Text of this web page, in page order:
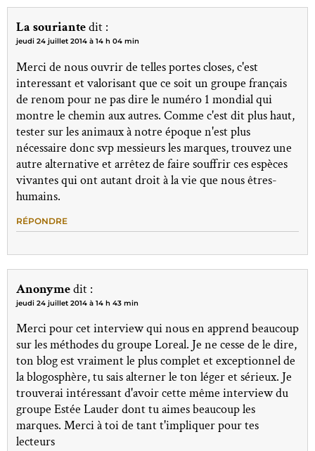
La souriantedit :
jeudi 24 juillet 2014 à 14 h 04 min
Merci de nous ouvrir de telles portes closes, c'est
interessant et valorisant que ce soit un groupe français
de renom pour ne pas dire le numéro 1 mondial qui
montre le chemin aux autres. Comme c'est dit plus haut,
tester sur les animaux à notre époque n'est plus
nécessaire donc svp messieurs les marques, trouvez une
autre alternative et arrêtez de faire souffrir ces espèces
vivantes qui ont autant droit à la vie que nous êtres-
humains.
RÉPONDRE
Anonymedit :
jeudi 24 juillet 2014 à 14 h 43 min
Merci pour cet interview qui nous en apprend beaucoup
sur les méthodes du groupe Loreal. Je ne cesse de le dire,
ton blog est vraiment le plus complet et exceptionnel de
la blogosphère, tu sais alterner le ton léger et sérieux. Je
trouverai intéressant d'avoir cette même interview du
groupe Estée Lauder dont tu aimes beaucoup les
marques. Merci à toi de tant t'impliquer pour tes
lecteurs